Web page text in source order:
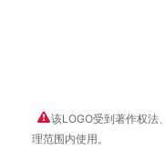
该LOGO受到著作权法
理范围内使用。